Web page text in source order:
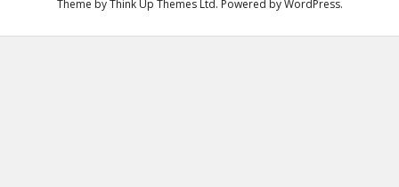
Theme byThink Up Themes Ltd. Powered byWordPress.